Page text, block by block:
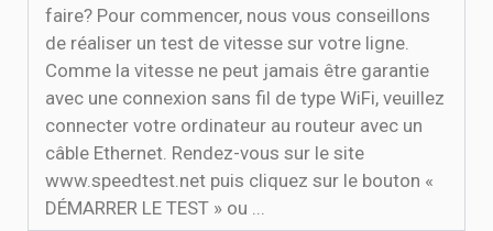
faire? Pour commencer, nous vous conseillons
de réaliser un test de vitesse sur votre ligne.
Comme la vitesse ne peut jamais être garantie
avec une connexion sans fil de type WiFi, veuillez
connecter votre ordinateur au routeur avec un
câble Ethernet. Rendez-vous sur le site
www.speedtest.net puis cliquez sur le bouton «
DÉMARRER LE TEST » ou ...